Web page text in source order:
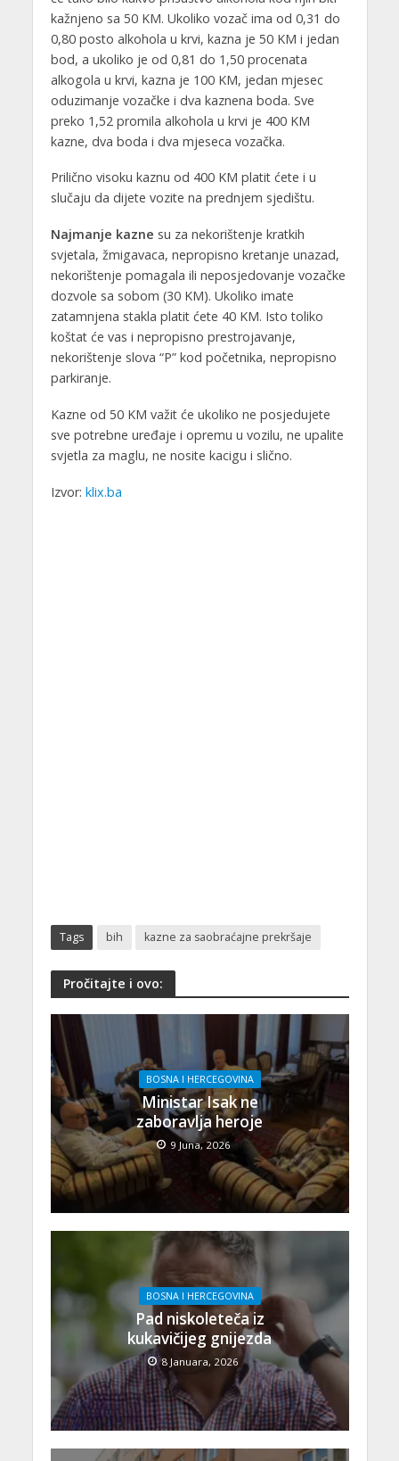
kažnjeno sa 50 KM. Ukoliko vozač ima od 0,31 do
0,80 posto alkohola u krvi, kazna je 50 KM i jedan
bod, a ukoliko je od 0,81 do 1,50 procenata
alkogola u krvi, kazna je 100 KM, jedan mjesec
oduzimanje vozačke i dva kaznena boda. Sve
preko 1,52 promila alkohola u krvi je 400 KM
kazne, dva boda i dva mjeseca vozačka.
Prilično visoku kaznu od 400 KM platit ćete i u
slučaju da dijete vozite na prednjem sjedištu.
Najmanje kazne su za nekorištenje kratkih
svjetala, žmigavaca, nepropisno kretanje unazad,
nekorištenje pomagala ili neposjedovanje vozačke
dozvole sa sobom (30 KM). Ukoliko imate
zatamnjena stakla platit ćete 40 KM. Isto toliko
koštat će vas i nepropisno prestrojavanje,
nekorištenje slova “P” kod početnika, nepropisno
parkiranje.
Kazne od 50 KM važit će ukoliko ne posjedujete
sve potrebne uređaje i opremu u vozilu, ne upalite
svjetla za maglu, ne nosite kacigu i slično.
Izvor: klix.ba
Tags bih kazne za saobraćajne prekršaje
Pročitajte i ovo:
BOSNA I HERCEGOVINA
Ministar Isak ne
zaboravlja heroje
9 Juna, 2026
BOSNA I HERCEGOVINA
Pad niskoleteča iz
kukavičijeg gnijezda
8 Januara, 2026